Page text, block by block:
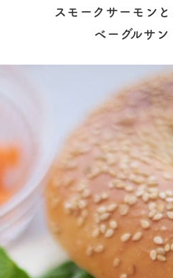
スモークサーモン
ベーグルサ